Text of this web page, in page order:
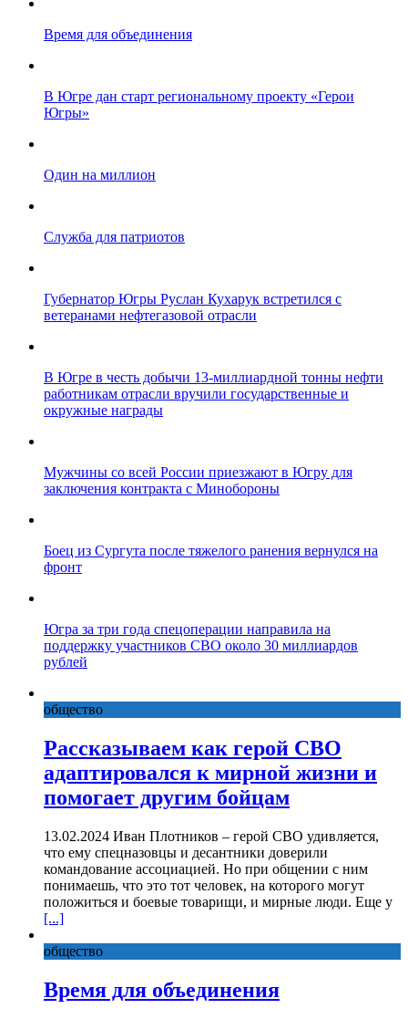
Время для объединения
В Югре дан старт региональному проекту «Герои
Югры»
Один на миллион
Служба для патриотов
Губернатор Югры Руслан Кухарук встретился с
ветеранами нефтегазовой отрасли
В Югре в честь добычи 13-миллиардной тонны нефти
работникам отрасли вручили государственные и
окружные награды
Мужчины со всей России приезжают в Югру для
заключения контракта с Минобороны
Боец из Сургута после тяжелого ранения вернулся на
фронт
Югра за три года спецоперации направила на
поддержку участников СВО около 30 миллиардов
рублей
общество
Рассказываем как герой СВО
адаптировался к мирной жизни и
помогает другим бойцам
13.02.2024 Иван Плотников – герой СВО удивляется,
что ему спецназовцы и десантники доверили
командование ассоциацией. Но при общении с ним
понимаешь, что это тот человек, на которого могут
положиться и боевые товарищи, и мирные люди. Еще у
[...]
общество
Время для объединения